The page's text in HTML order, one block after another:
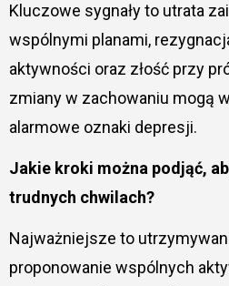
Kluczowe sygnały to utrata
wspólnymi planami,
aktywności oraz złość przy
zmiany w zachowaniu mogą
alarmowe oznaki depresji.
Jakie kroki można podjąć,
trudnych chwilach?
Najważniejsze to
proponowanie wspólnych